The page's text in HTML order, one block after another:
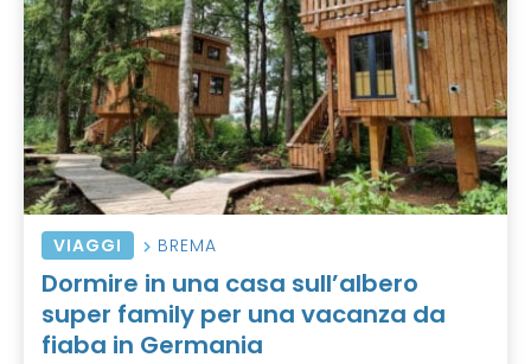
VIAGGI BREMA
Dormire in una casa sull’albero
super family per una vacanza da
fiaba in Germania